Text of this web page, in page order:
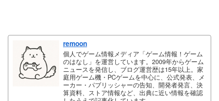
remoon
個人でゲーム情報メディア「ゲーム情報！ゲーム
のはなし」を運営しています。2009年からゲーム
ニュースを発信し、ブログ運営歴は15年以上。家
庭用ゲーム機・PCゲームを中心に、公式発表、メ
ーカー・パブリッシャーの告知、開発者発言、決
算資料、ストア情報など、出典に近い情報を確認